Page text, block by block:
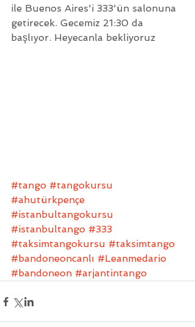
ile Buenos Aires'i 333'ün salonuna
getirecek. Gecemiz 21:30 da
başlıyor. Heyecanla bekliyoruz
#tango #tangokursu
#ahutürkpençe
#istanbultangokursu
#istanbultango #333
#taksimtangokursu #taksimtango
#bandoneoncanlı #Leanmedario
#bandoneon #arjantintango